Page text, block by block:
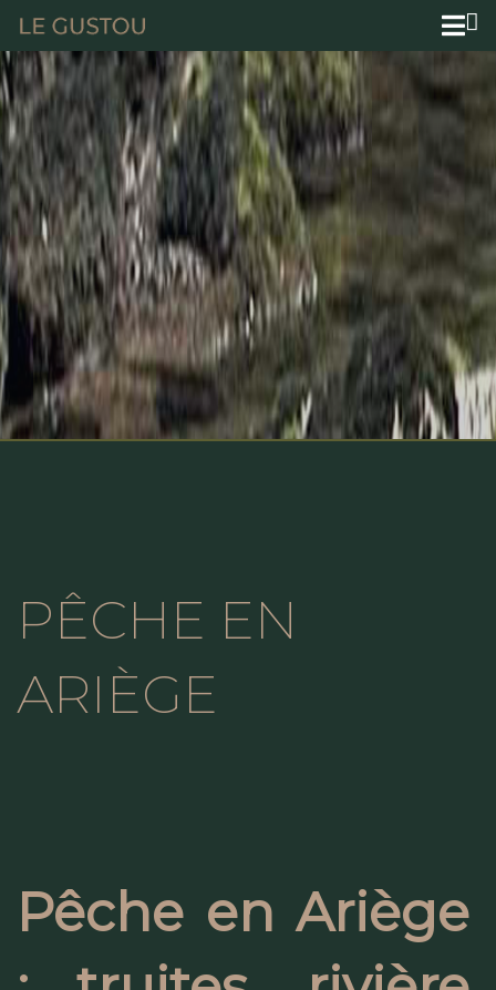
PÊCHE EN
ARIÈGE
Pêche en Ariège